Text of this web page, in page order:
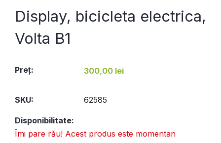
Display, bicicleta electrica,
Volta B1
Preţ: 300,00 lei
SKU: 62585
Disponibilitate:
Îmi pare rău! Acest produs este momentan